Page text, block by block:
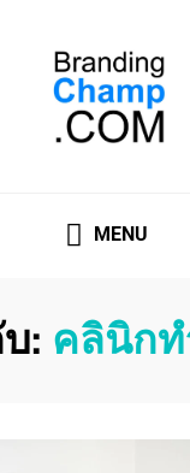
MENU
: คลินิก